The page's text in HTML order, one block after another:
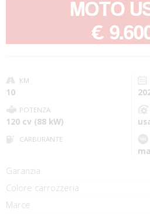
MOTO
€
KM
10
POTENZA
120 cv (88 kW)
CARBURANTE
Garanzia
Colore carrozzeria
Marce